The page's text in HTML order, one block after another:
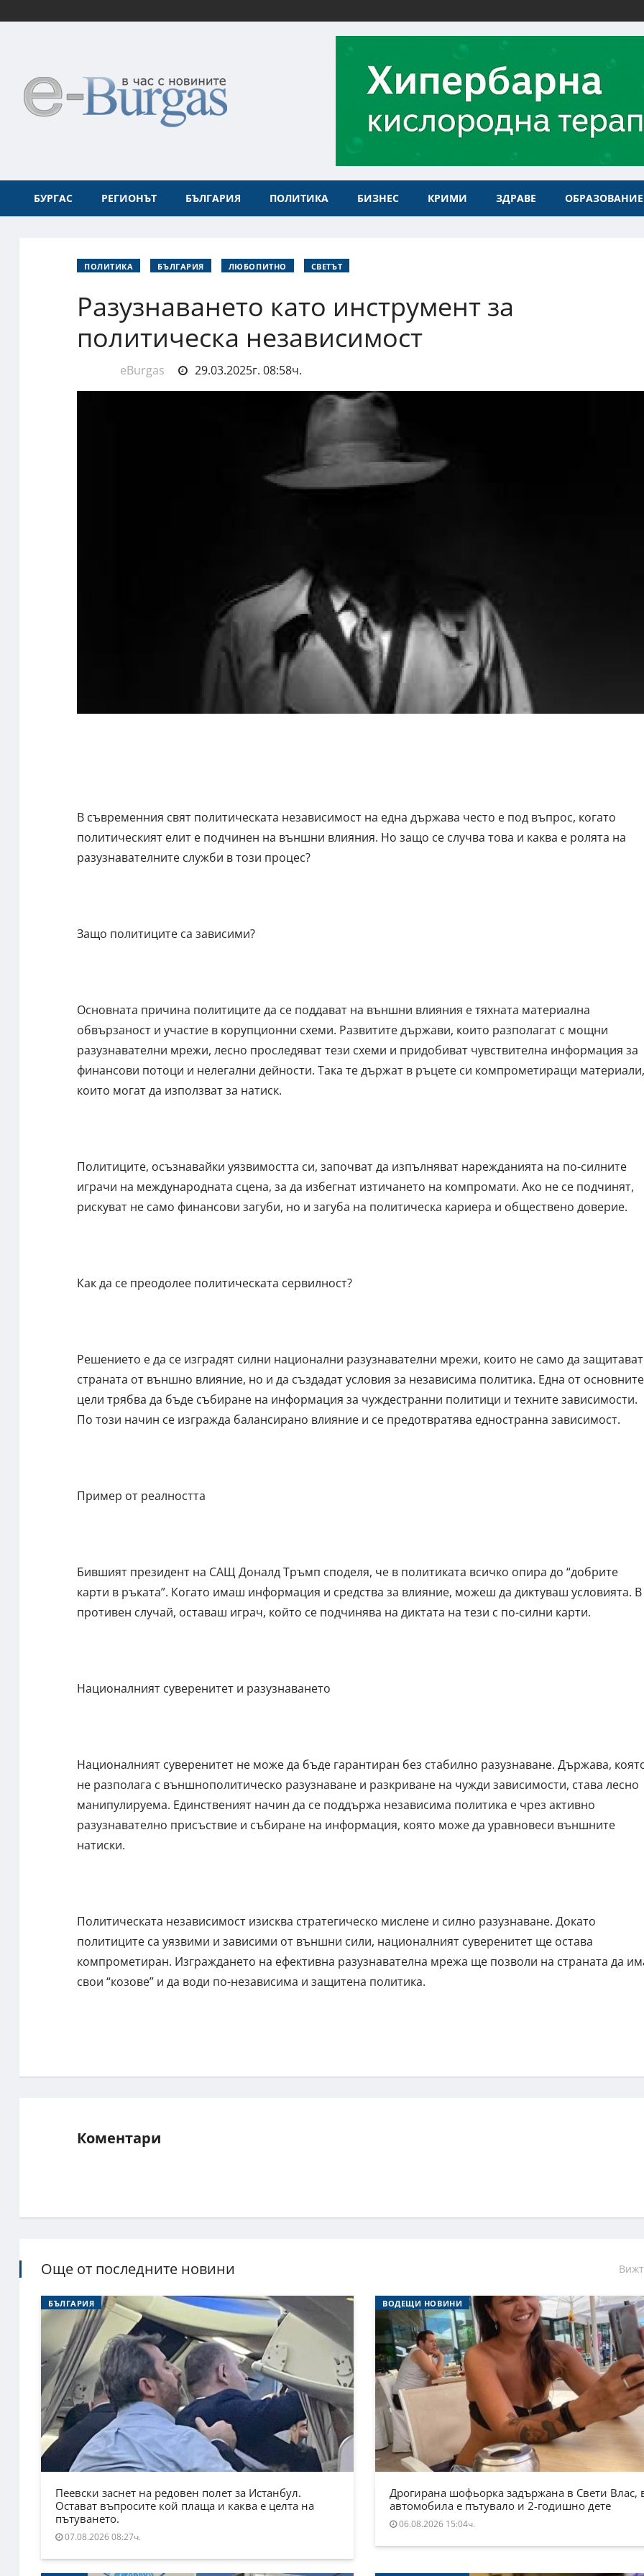
БУРГАС РЕГИОНЪТ БЪЛГАРИЯ ПОЛИТИКА БИЗНЕС КРИМИ ЗДРАВЕ ОБРАЗОВАНИЕ
ПОЛИТИКА БЪЛГАРИЯ ЛЮБОПИТНО СВЕТЪТ
Разузнаването като инструмент за
политическа независимост
eBurgas 29.03.2025г. 08:58ч.
В съвременния свят политическата независимост на една държава често е под въпрос, когато
политическият елит е подчинен на външни влияния. Но защо се случва това и каква е ролята на
разузнавателните служби в този процес?
Защо политиците са зависими?
Основната причина политиците да се поддават на външни влияния е тяхната материална
обвързаност и участие в корупционни схеми. Развитите държави, които разполагат с мощни
разузнавателни мрежи, лесно проследяват тези схеми и придобиват чувствителна информация за
финансови потоци и нелегални дейности. Така те държат в ръцете си компрометиращи материали,
които могат да използват за натиск.
Политиците, осъзнавайки уязвимостта си, започват да изпълняват нарежданията на по-силните
играчи на международната сцена, за да избегнат изтичането на компромати. Ако не се подчинят,
рискуват не само финансови загуби, но и загуба на политическа кариера и обществено доверие.
Как да се преодолее политическата сервилност?
Решението е да се изградят силни национални разузнавателни мрежи, които не само да защитават
страната от външно влияние, но и да създадат условия за независима политика. Една от основните
цели трябва да бъде събиране на информация за чуждестранни политици и техните зависимости.
По този начин се изгражда балансирано влияние и се предотвратява едностранна зависимост.
Пример от реалността
Бившият президент на САЩ Доналд Тръмп споделя, че в политиката всичко опира до “добрите
карти в ръката”. Когато имаш информация и средства за влияние, можеш да диктуваш условията. В
противен случай, оставаш играч, който се подчинява на диктата на тези с по-силни карти.
Националният суверенитет и разузнаването
Националният суверенитет не може да бъде гарантиран без стабилно разузнаване. Държава,
не разполага с външнополитическо разузнаване и разкриване на чужди зависимости, става лесно
манипулируема. Единственият начин да се поддържа независима политика е чрез активно
разузнавателно присъствие и събиране на информация, която може да уравновеси външните
натиски.
Политическата независимост изисква стратегическо мислене и силно разузнаване. Докато
политиците са уязвими и зависими от външни сили, националният суверенитет ще остава
компрометиран. Изграждането на ефективна разузнавателна мрежа ще позволи на страната да
свои “козове” и да води по-независима и защитена политика.
Коментари
Още от последните новини
БЪЛГАРИЯ
Пеевски заснет на редовен полет за Истанбул.
Остават въпросите кой плаща и каква е целта на
пътуването.
07.08.2026 08:27ч.
ВОДЕЩИ НОВИНИ
Дрогирана шофьорка задържана в Свети Влас,
автомобила е пътувало и 2-годишно дете
06.08.2026 15:04ч.